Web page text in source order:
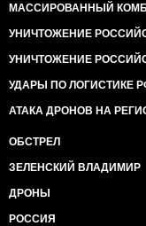
МАССИРОВАННЫЙ
УНИЧТОЖЕНИЕ
УНИЧТОЖЕНИЕ
УДАРЫ ПО ЛОГИСТИКЕ
АТАКА ДРОНОВ НА
ОБСТРЕЛ
ЗЕЛЕНСКИЙ ВЛАДИМИР
ДРОНЫ
РОССИЯ